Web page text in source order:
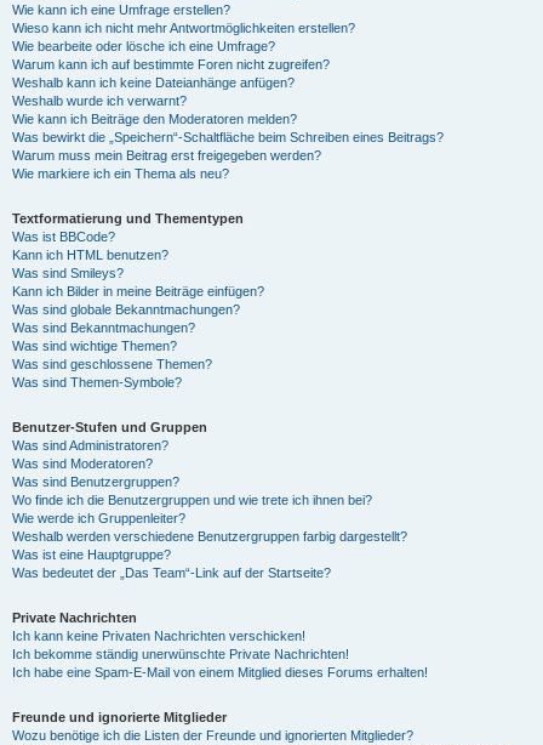
Wie kann ich eine Umfrage erstellen?
Wieso kann ich nicht mehr Antwortmöglichkeiten erstellen?
Wie bearbeite oder lösche ich eine Umfrage?
Warum kann ich auf bestimmte Foren nicht zugreifen?
Weshalb kann ich keine Dateianhänge anfügen?
Weshalb wurde ich verwarnt?
Wie kann ich Beiträge den Moderatoren melden?
Was bewirkt die „Speichern“-Schaltfläche beim Schreiben eines Beitrags?
Warum muss mein Beitrag erst freigegeben werden?
Wie markiere ich ein Thema als neu?
Textformatierung und Thementypen
Was ist BBCode?
Kann ich HTML benutzen?
Was sind Smileys?
Kann ich Bilder in meine Beiträge einfügen?
Was sind globale Bekanntmachungen?
Was sind Bekanntmachungen?
Was sind wichtige Themen?
Was sind geschlossene Themen?
Was sind Themen-Symbole?
Benutzer-Stufen und Gruppen
Was sind Administratoren?
Was sind Moderatoren?
Was sind Benutzergruppen?
Wo finde ich die Benutzergruppen und wie trete ich ihnen bei?
Wie werde ich Gruppenleiter?
Weshalb werden verschiedene Benutzergruppen farbig dargestellt?
Was ist eine Hauptgruppe?
Was bedeutet der „Das Team“-Link auf der Startseite?
Private Nachrichten
Ich kann keine Privaten Nachrichten verschicken!
Ich bekomme ständig unerwünschte Private Nachrichten!
Ich habe eine Spam-E-Mail von einem Mitglied dieses Forums erhalten!
Freunde und ignorierte Mitglieder
Wozu benötige ich die Listen der Freunde und ignorierten Mitglieder?